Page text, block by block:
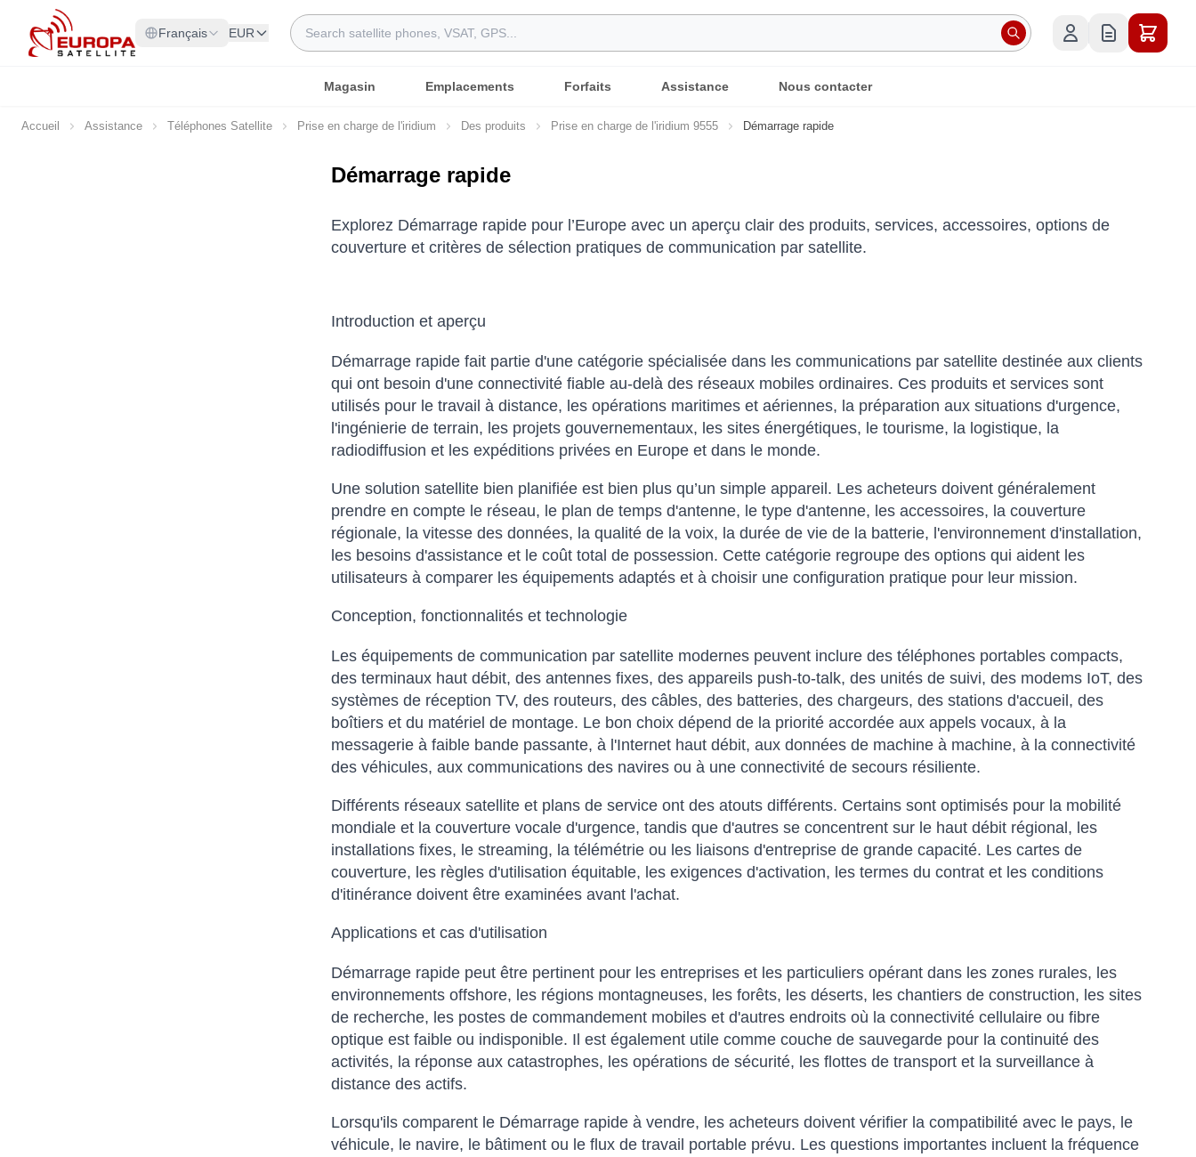
Allez au contenu
Français EUR
Rechercher
Magasin Emplacements Forfaits Assistance Nous contacter
Accueil Assistance Téléphones Satellite Prise en charge de l'iridium Des produits Prise en charge de l'iridium 9555 Démarrage rapide
Démarrage rapide
Explorez Démarrage rapide pour l’Europe avec un aperçu clair des produits, services, accessoires, options de
couverture et critères de sélection pratiques de communication par satellite.
Introduction et aperçu
Démarrage rapide fait partie d'une catégorie spécialisée dans les communications par satellite destinée aux clients
qui ont besoin d'une connectivité fiable au-delà des réseaux mobiles ordinaires. Ces produits et services sont
utilisés pour le travail à distance, les opérations maritimes et aériennes, la préparation aux situations d'urgence,
l'ingénierie de terrain, les projets gouvernementaux, les sites énergétiques, le tourisme, la logistique, la
radiodiffusion et les expéditions privées en Europe et dans le monde.
Une solution satellite bien planifiée est bien plus qu’un simple appareil. Les acheteurs doivent généralement
prendre en compte le réseau, le plan de temps d'antenne, le type d'antenne, les accessoires, la couverture
régionale, la vitesse des données, la qualité de la voix, la durée de vie de la batterie, l'environnement d'installation,
les besoins d'assistance et le coût total de possession. Cette catégorie regroupe des options qui aident les
utilisateurs à comparer les équipements adaptés et à choisir une configuration pratique pour leur mission.
Conception, fonctionnalités et technologie
Les équipements de communication par satellite modernes peuvent inclure des téléphones portables compacts,
des terminaux haut débit, des antennes fixes, des appareils push-to-talk, des unités de suivi, des modems IoT, des
systèmes de réception TV, des routeurs, des câbles, des batteries, des chargeurs, des stations d'accueil, des
boîtiers et du matériel de montage. Le bon choix dépend de la priorité accordée aux appels vocaux, à la
messagerie à faible bande passante, à l'Internet haut débit, aux données de machine à machine, à la connectivité
des véhicules, aux communications des navires ou à une connectivité de secours résiliente.
Différents réseaux satellite et plans de service ont des atouts différents. Certains sont optimisés pour la mobilité
mondiale et la couverture vocale d'urgence, tandis que d'autres se concentrent sur le haut débit régional, les
installations fixes, le streaming, la télémétrie ou les liaisons d'entreprise de grande capacité. Les cartes de
couverture, les règles d'utilisation équitable, les exigences d'activation, les termes du contrat et les conditions
d'itinérance doivent être examinées avant l'achat.
Applications et cas d'utilisation
Démarrage rapide peut être pertinent pour les entreprises et les particuliers opérant dans les zones rurales, les
environnements offshore, les régions montagneuses, les forêts, les déserts, les chantiers de construction, les sites
de recherche, les postes de commandement mobiles et d'autres endroits où la connectivité cellulaire ou fibre
optique est faible ou indisponible. Il est également utile comme couche de sauvegarde pour la continuité des
activités, la réponse aux catastrophes, les opérations de sécurité, les flottes de transport et la surveillance à
distance des actifs.
Lorsqu'ils comparent le Démarrage rapide à vendre, les acheteurs doivent vérifier la compatibilité avec le pays, le
véhicule, le navire, le bâtiment ou le flux de travail portable prévu. Les questions importantes incluent la fréquence